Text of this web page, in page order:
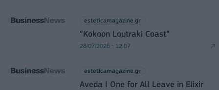
esteticamagazine.gr
“Kokoon Loutraki Coast”
28/07/2026 - 12:07
esteticamagazine.gr
Aveda I One for All Leave in Elixir